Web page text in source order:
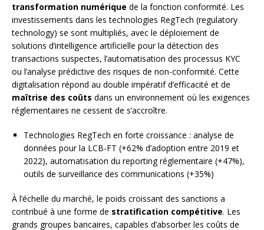
transformation numérique de la fonction conformité. Les
investissements dans les technologies RegTech (regulatory
technology) se sont multipliés, avec le déploiement de
solutions d’intelligence artificielle pour la détection des
transactions suspectes, l’automatisation des processus KYC
ou l’analyse prédictive des risques de non-conformité. Cette
digitalisation répond au double impératif d’efficacité et de
maîtrise des coûts dans un environnement où les exigences
réglementaires ne cessent de s’accroître.
Technologies RegTech en forte croissance : analyse de
données pour la LCB-FT (+62% d’adoption entre 2019 et
2022), automatisation du reporting réglementaire (+47%),
outils de surveillance des communications (+35%)
À l’échelle du marché, le poids croissant des sanctions a
contribué à une forme de stratification compétitive. Les
grands groupes bancaires, capables d’absorber les coûts de